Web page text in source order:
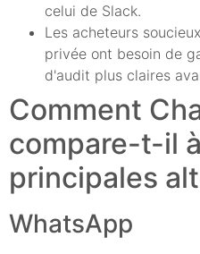
celui de Slack.
Les acheteurs
privée ont besoin de
d'audit plus claires
Comment
compare-t-il
principales
WhatsApp